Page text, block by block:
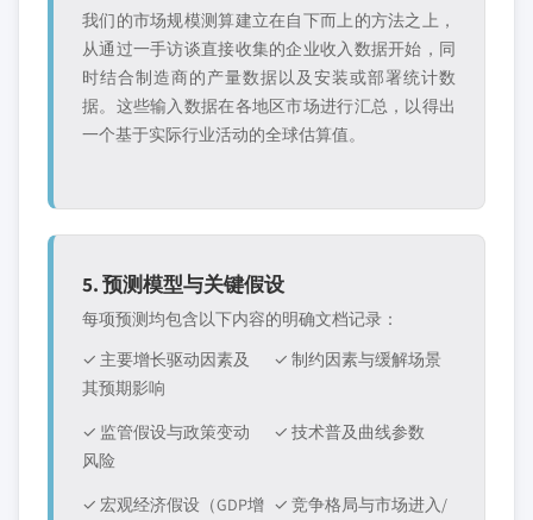
我们的市场规模测算建立在自下而上的方法之上，
从通过一手访谈直接收集的企业收入数据开始，同
时结合制造商的产量数据以及安装或部署统计数
据。这些输入数据在各地区市场进行汇总，以得出
一个基于实际行业活动的全球估算值。
5. 预测模型与关键假设
每项预测均包含以下内容的明确文档记录：
✓ 主要增长驱动因素及
其预期影响
✓ 制约因素与缓解场景
✓ 监管假设与政策变动
风险
✓ 技术普及曲线参数
✓ 宏观经济假设（GDP增 ✓ 竞争格局与市场进入/